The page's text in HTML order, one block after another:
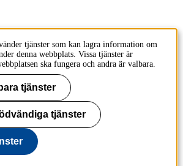
KTH
tjänster som kan lagra information om
denna webbplats. Vissa tjänster är
ska fungera och andra är valbara.
tjänster
tjänster